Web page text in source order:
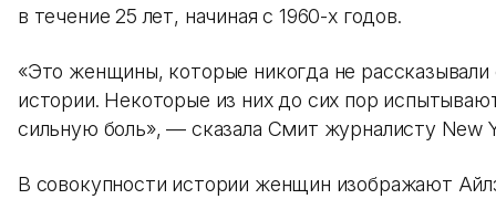
в течение 25 лет, начиная с 1960-х годов.
«Это женщины, которые никогда не рассказывали
истории. Некоторые из них до сих пор
сильную боль», — сказала Смит журналисту New
В совокупности истории женщин изображают